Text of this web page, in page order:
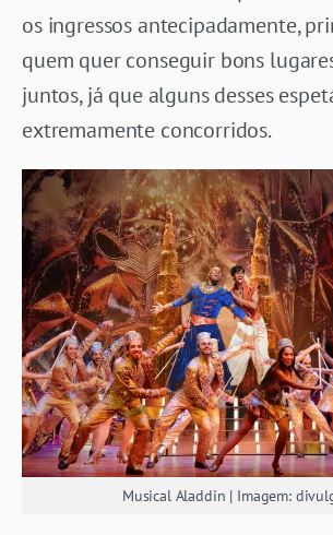
os ingressos antecipadamente,
quem quer conseguir bons
juntos, já que alguns desses
extremamente concorridos.
Musical Aladdin | Imagem: